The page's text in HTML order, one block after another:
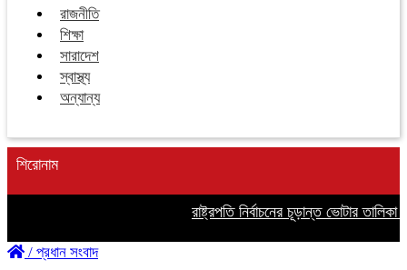
রাজনীতি
শিক্ষা
সারাদেশ
স্বাস্থ্য
অন্যান্য
শিরোনাম
রাষ্ট্রপতি নির্বাচনের চূড়ান্ত ভোটার তালিকা
/ প্রধান সংবাদ